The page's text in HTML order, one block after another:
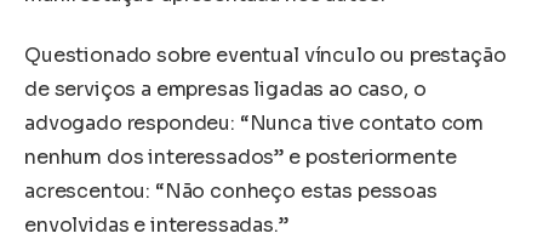
Questionado sobre eventual vínculo ou prestação
de serviços a empresas ligadas ao caso, o
advogado respondeu: “Nunca tive contato com
nenhum dos interessados” e posteriormente
acrescentou: “Não conheço estas pessoas
envolvidas e interessadas.”